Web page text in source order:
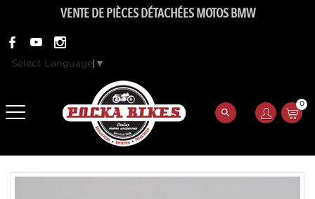
VENTE DE PIÈCES DÉTACHÉES MOTOS BMW
Select Language ▼
0